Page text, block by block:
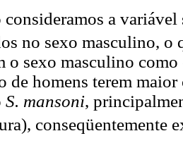
consideramos a
no sexo masculino, o
o sexo masculino
de homens terem
S. mansoni,
conseqüentemente